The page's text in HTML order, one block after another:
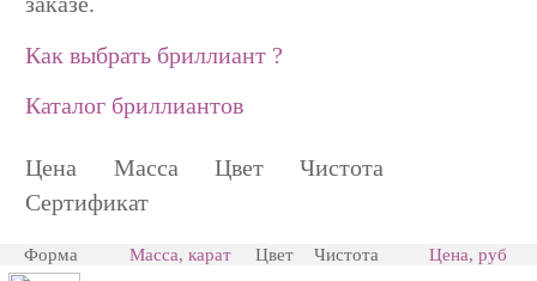
Как выбрать бриллиант ?
Каталог бриллиантов
Цена Масса Цвет
Чистота
Сертификат
Форма Масса, карат Цвет Чистота Цена, руб